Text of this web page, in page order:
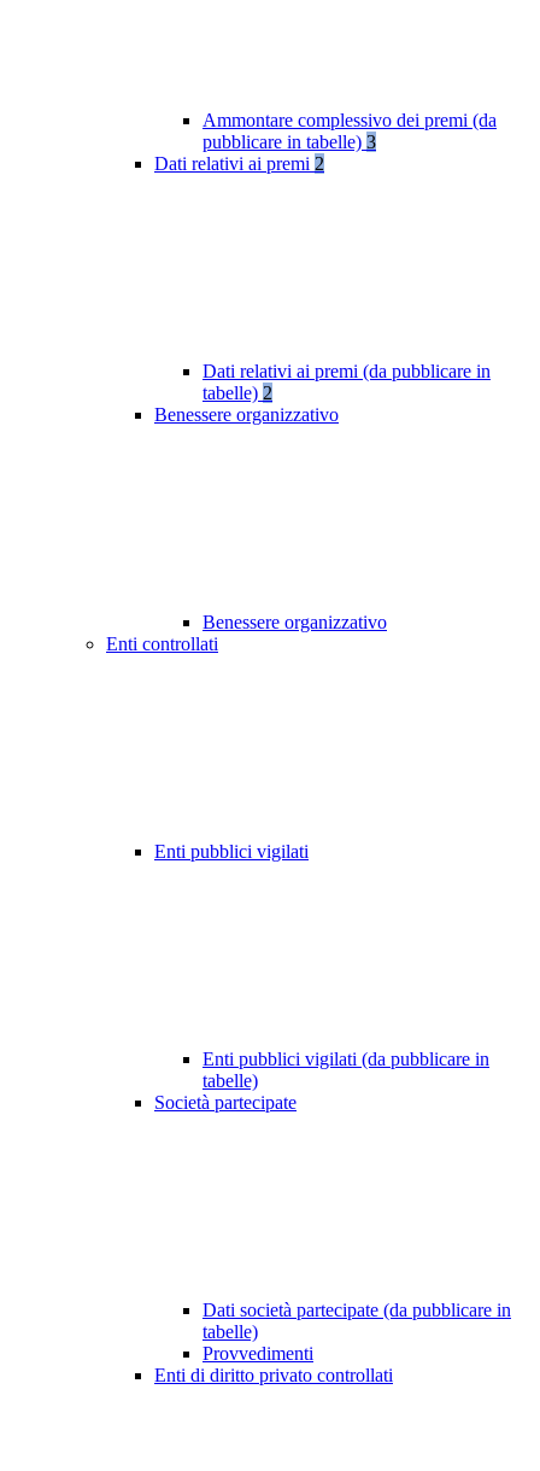
Ammontare complessivo dei premi (da
pubblicare in tabelle) 3
Dati relativi ai premi 2
Dati relativi ai premi (da pubblicare in
tabelle) 2
Benessere organizzativo
Benessere organizzativo
Enti controllati
Enti pubblici vigilati
Enti pubblici vigilati (da pubblicare in
tabelle)
Società partecipate
Dati società partecipate (da pubblicare in
tabelle)
Provvedimenti
Enti di diritto privato controllati